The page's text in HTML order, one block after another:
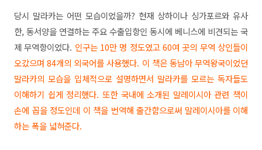
당시 말라카는 어떤 모습이었을까? 현재 상하이나 싱가포르와 유사
한, 동서양을 연결하는 주요 수출입항인 동시에 베니스에 비견되는 국
제 무역항이었다. 인구는 10만 명 정도였고 60여 곳의 무역 상인들이
오갔으며 84개의 외국어를 사용했다. 이 책은 동남아 무역왕국이었던
말라카의 모습을 입체적으로 설명하면서 말라카를 모르는 독자들도
이해하기 쉽게 정리했다. 또한 국내에 소개된 말레이시아 관련 책이
손에 꼽을 정도인데 이 책을 번역해 출간함으로써 말레이시아를 이해
하는 폭을 넓혀준다.